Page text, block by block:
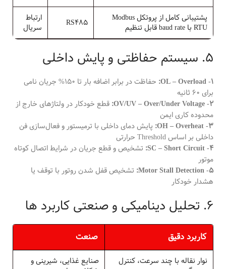
پشتیبانی کامل از پروتکل Modbus
RTU با baud rate قابل تنظیم
RS485
ارتباط
سریال
5. سیستم حفاظتی و پایش داخلی
1- OL – Overload:
حفاظت در برابر اضافه بار تا 150% جریان نامی
برای 60 ثانیه
2- OV/UV – Over/Under Voltage:
قطع خودکار در ولتاژهای خارج از
محدوده کاری ایمن
3- OH – Overheat:
پایش دمای داخلی با ترمیستور و فعال‌سازی فن
داخلی بر اساس Threshold حرارتی
4- SC – Short Circuit:
تشخیص و قطع جریان در شرایط اتصال کوتاه
موتور
5- Motor Stall Detection:
تشخیص قفل شدن روتور با توقف یا
هشدار خودکار
6. تحلیل دینامیکی و صنعتی کاربرد ها
كاربرد دقيق صنعت
نوار نقاله با چند سرعت، كنترل
صنايع غذايى، شیرینی و